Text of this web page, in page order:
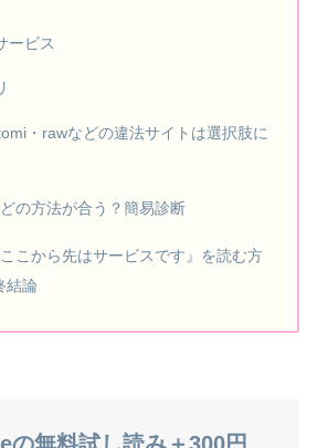
ービス
・rawなどの違法サイトは選択肢に
の方法が合う？簡易診断
こから先はサービスです』を読む方
結論